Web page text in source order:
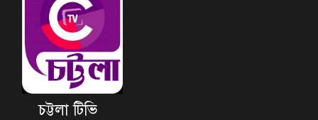
চট্টলা টিভি